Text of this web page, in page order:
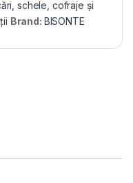
schele, cofraje și
Brand: BISONTE